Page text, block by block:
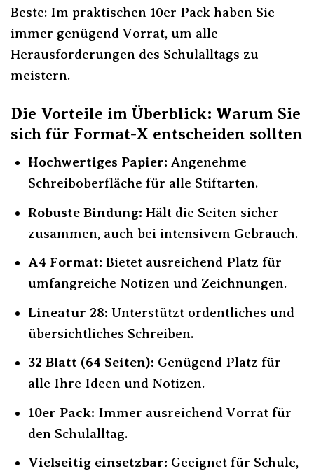
Beste: Im praktischen 10er Pack haben Sie
immer genügend Vorrat, um alle
Herausforderungen des Schulalltags zu
meistern.
Die Vorteile im Überblick: Warum Sie
sich für Format-X entscheiden sollten
Hochwertiges Papier: Angenehme
Schreiboberfläche für alle Stiftarten.
Robuste Bindung: Hält die Seiten sicher
zusammen, auch bei intensivem Gebrauch.
A4 Format: Bietet ausreichend Platz für
umfangreiche Notizen und Zeichnungen.
Lineatur 28: Unterstützt ordentliches und
übersichtliches Schreiben.
32 Blatt (64 Seiten): Genügend Platz für
alle Ihre Ideen und Notizen.
10er Pack: Immer ausreichend Vorrat für
den Schulalltag.
Vielseitig einsetzbar: Geeignet für Schule,